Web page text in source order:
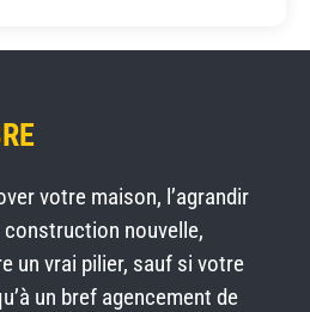
votre maison, l’agrandir
nouvelle,
un vrai pilier, sauf si votre
un bref agencement de